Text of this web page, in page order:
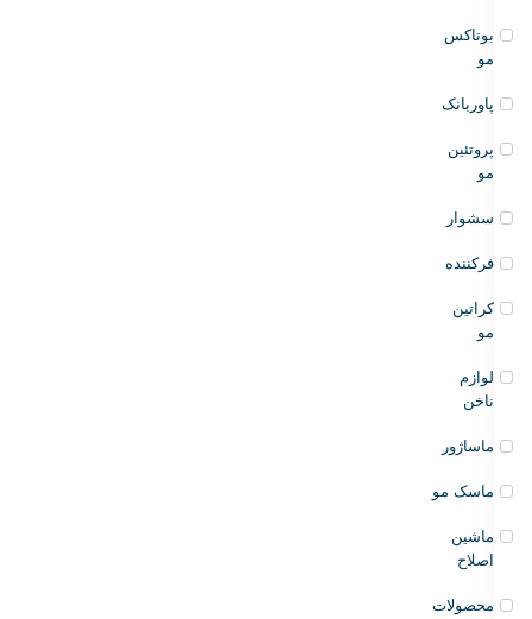
بوتاکس
مو
پاوربانک
پروتئین
مو
سشوار
فرکننده
کراتین
مو
لوازم
ناخن
ماساژور
ماسک مو
ماشین
اصلاح
محصولات